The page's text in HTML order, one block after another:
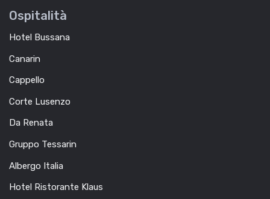
Ospitalità
Hotel Bussana
Canarin
Cappello
Corte Lusenzo
Da Renata
Gruppo Tessarin
Albergo Italia
Hotel Ristorante Klaus